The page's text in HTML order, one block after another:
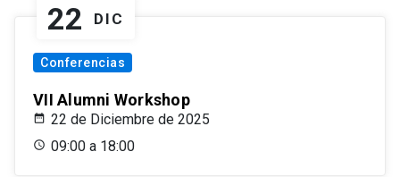
22 DIC
Conferencias
VII Alumni Workshop
22 de Diciembre de 2025
09:00 a 18:00